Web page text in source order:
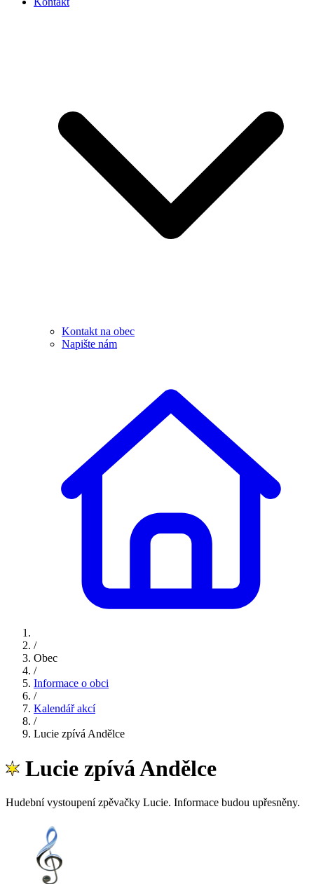
Kontakt na obec
Napište nám
/
Obec
/
Informace o obci
/
Kalendář akcí
/
Lucie zpívá Andělce
Lucie zpívá Andělce
Hudební vystoupení zpěvačky Lucie. Informace budou upřesněny.